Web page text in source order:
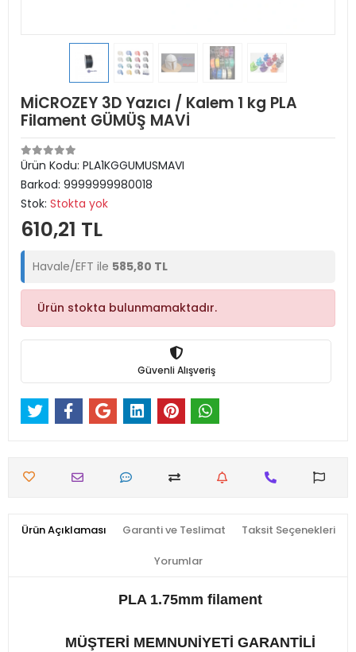
MİCROZEY 3D Yazıcı / Kalem 1 kg PLA
Filament GÜMÜŞ MAVİ
Ürün Kodu: PLA1KGGUMUSMAVI
Barkod: 9999999980018
Stok: Stokta yok
610,21 TL
Havale/EFT ile 585,80 TL
Ürün stokta bulunmamaktadır.
Güvenli Alışveriş
Ürün Açıklaması Garanti ve Teslimat Taksit Seçenekleri
Yorumlar
PLA 1.75mm filament
MÜŞTERİ MEMNUNİYETİ GARANTİLİ